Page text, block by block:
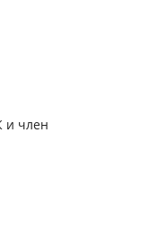
и член